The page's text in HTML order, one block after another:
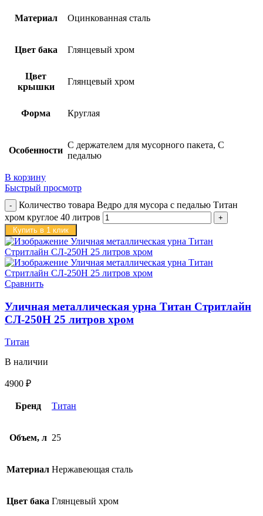
Материал Оцинкованная сталь
Цвет бака Глянцевый хром
Цвет
крышки
Глянцевый хром
Форма Круглая
Особенности
С держателем для мусорного пакета, С
педалью
В корзину
Быстрый просмотр
Количество товара Ведро для мусора с педалью Титан
хром круглое 40 литров
Купить в 1 клик
Сравнить
Уличная металлическая урна Титан Стритлайн
СЛ-250H 25 литров хром
Титан
В наличии
4900 ₽
Бренд Титан
Объем, л 25
Материал Нержавеющая сталь
Цвет бака Глянцевый хром